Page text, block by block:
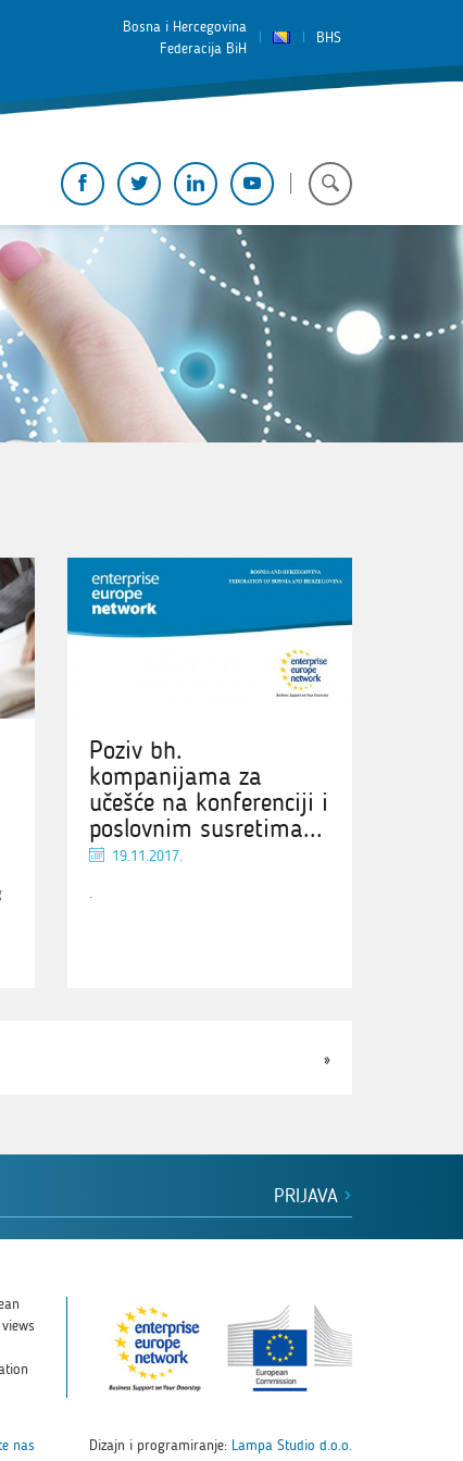
Bosna i Hercegovina
Federacija BiH
BHS
Poziv bh.
kompanijama za
učešće na konferenciji i
poslovnim susretima...
19.11.2017.
.
»
PRIJAVA
nas Dizajn i programiranje: Lampa Studio d.o.o.